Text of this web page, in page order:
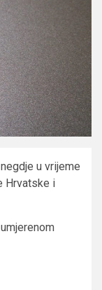
u vrijeme
Hrvatske i